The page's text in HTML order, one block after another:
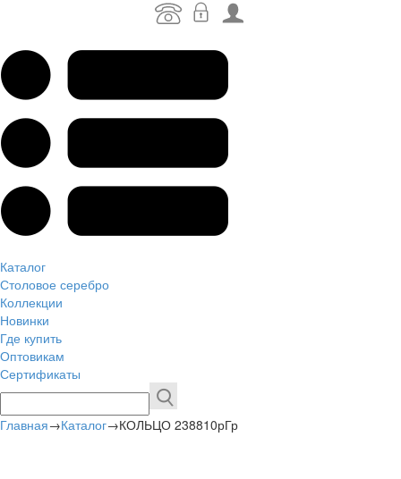
Каталог
Столовое серебро
Коллекции
Новинки
Где купить
Оптовикам
Сертификаты
Главная→Каталог→КОЛЬЦО 238810рГр